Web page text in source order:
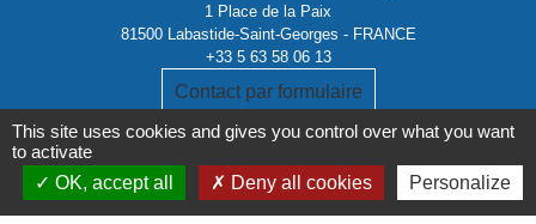
1 Place de la Paix
81500 Labastide-Saint-Georges - FRANCE
+33 5 63 58 06 13
Contact par formulaire
This site uses cookies and gives you control over what you want
to activate
OK, accept all
Deny all cookies Personalize